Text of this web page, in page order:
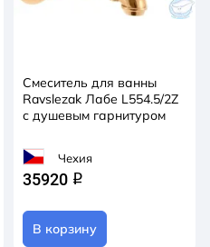
Смеситель для ванны
Ravslezak Лабе L554.5/2Z
с душевым гарнитуром
Чехия
35920 q
В корзину